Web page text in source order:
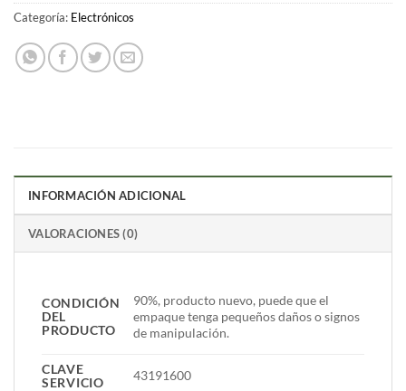
Categoría: Electrónicos
INFORMACIÓN ADICIONAL
VALORACIONES (0)
CONDICIÓN
DEL
PRODUCTO
90%, producto nuevo, puede que el
empaque tenga pequeños daños o signos
de manipulación.
CLAVE
SERVICIO
43191600